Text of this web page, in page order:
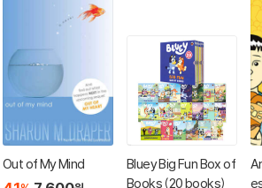
Out of My Mind
Bluey Big Fun Box of
Books (20 books)